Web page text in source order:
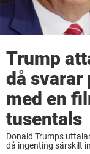
Trump
då svarar
med en
tusentals
Donald Trumps
då ingenting särskilt